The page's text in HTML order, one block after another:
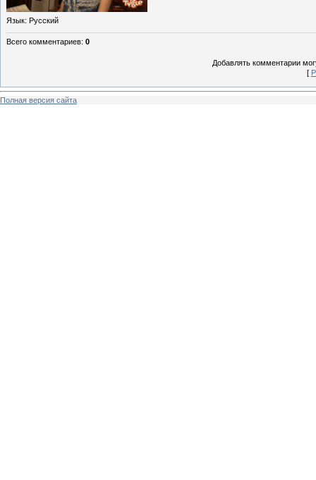
Язык: Русский
Всего комментариев: 0
Добавлять комментарии
[
Полная версия сайта